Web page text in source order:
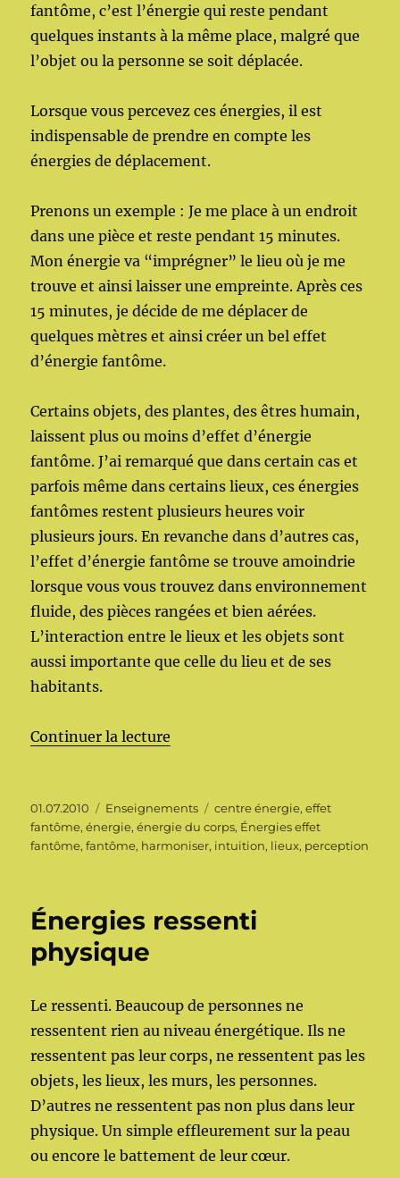
fantôme, c’est l’énergie qui reste pendant
quelques instants à la même place, malgré que
l’objet ou la personne se soit déplacée.
Lorsque vous percevez ces énergies, il est
indispensable de prendre en compte les
énergies de déplacement.
Prenons un exemple : Je me place à un endroit
dans une pièce et reste pendant 15 minutes.
Mon énergie va “imprégner” le lieu où je me
trouve et ainsi laisser une empreinte. Après ces
15 minutes, je décide de me déplacer de
quelques mètres et ainsi créer un bel effet
d’énergie fantôme.
Certains objets, des plantes, des êtres humain,
laissent plus ou moins d’effet d’énergie
fantôme. J’ai remarqué que dans certain cas et
parfois même dans certains lieux, ces énergies
fantômes restent plusieurs heures voir
plusieurs jours. En revanche dans d’autres cas,
l’effet d’énergie fantôme se trouve amoindrie
lorsque vous vous trouvez dans environnement
fluide, des pièces rangées et bien aérées.
L’interaction entre le lieux et les objets sont
aussi importante que celle du lieu et de ses
habitants.
Continuer la lecture
Publié
le
01.07.2010 Catégories
Enseignements Étiquettes
centre énergie,effet
fantôme,énergie,énergie du corps, Énergies effet
fantôme,fantôme, harmoniser, intuition, lieux, perception
Énergies ressenti
physique
Le ressenti. Beaucoup de personnes ne
ressentent rien au niveau énergétique. Ils ne
ressentent pas leur corps, ne ressentent pas les
objets, les lieux, les murs, les personnes.
D’autres ne ressentent pas non plus dans leur
physique. Un simple effleurement sur la peau
ou encore le battement de leur cœur.